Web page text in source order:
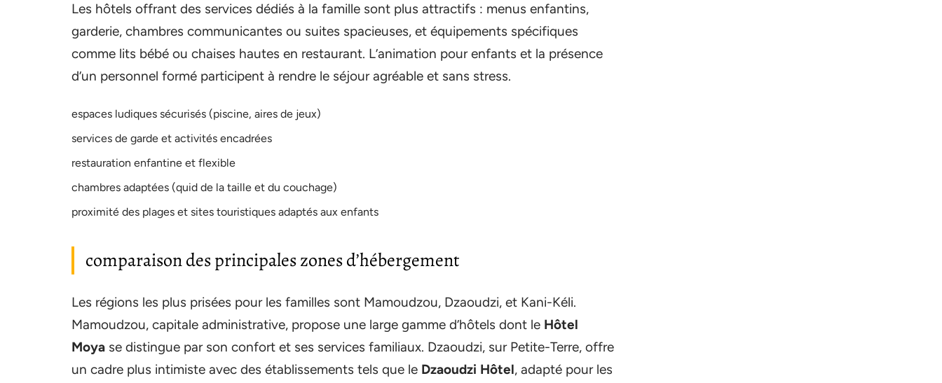
Les hôtels offrant des services dédiés à la famille sont plus attractifs : menus enfantins,
garderie, chambres communicantes ou suites spacieuses, et équipements spécifiques
comme lits bébé ou chaises hautes en restaurant. L’animation pour enfants et la présence
d’un personnel formé participent à rendre le séjour agréable et sans stress.
espaces ludiques sécurisés (piscine, aires de jeux)
services de garde et activités encadrées
restauration enfantine et flexible
chambres adaptées (quid de la taille et du couchage)
proximité des plages et sites touristiques adaptés aux enfants
comparaison des principales zones d’hébergement
Les régions les plus prisées pour les familles sont Mamoudzou, Dzaoudzi, et Kani-Kéli.
Mamoudzou, capitale administrative, propose une large gamme d’hôtels dont le Hôtel
Moya se distingue par son confort et ses services familiaux. Dzaoudzi, sur Petite-Terre, offre
un cadre plus intimiste avec des établissements tels que le Dzaoudzi Hôtel, adapté pour les